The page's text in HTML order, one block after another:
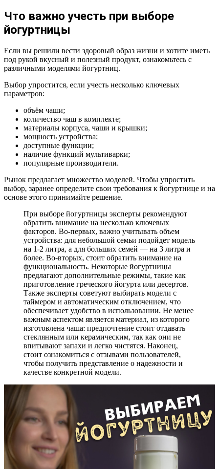
Что важно учесть при выборе
йогуртницы
Если вы решили вести здоровый образ жизни и хотите иметь
под рукой вкусный и полезный продукт, ознакомьтесь с
различными моделями йогуртниц.
Выбор упростится, если учесть несколько ключевых
параметров:
объём чаши;
количество чаш в комплекте;
материалы корпуса, чаши и крышки;
мощность устройства;
доступные функции;
наличие функций мультиварки;
популярные производители.
Рынок предлагает множество моделей. Чтобы упростить
выбор, заранее определите свои требования к йогуртнице и на
основе этого принимайте решение.
При выборе йогуртницы эксперты рекомендуют
обратить внимание на несколько ключевых
факторов. Во-первых, важно учитывать объем
устройства: для небольшой семьи подойдет модель
на 1-2 литра, а для больших семей — на 3 литра и
более. Во-вторых, стоит обратить внимание на
функциональность. Некоторые йогуртницы
предлагают дополнительные режимы, такие как
приготовление греческого йогурта или десертов.
Также эксперты советуют выбирать модели с
таймером и автоматическим отключением, что
обеспечивает удобство в использовании. Не менее
важным аспектом является материал, из которого
изготовлена чаша: предпочтение стоит отдавать
стеклянным или керамическим, так как они не
впитывают запахи и легко чистятся. Наконец,
стоит ознакомиться с отзывами пользователей,
чтобы получить представление о надежности и
качестве конкретной модели.